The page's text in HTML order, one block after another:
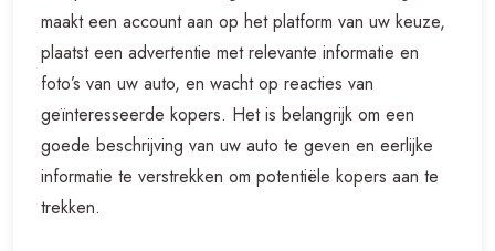
maakt een account aan op het platform van uw keuze,
plaatst een advertentie met relevante informatie en
foto’s van uw auto, en wacht op reacties van
geïnteresseerde kopers. Het is belangrijk om een
goede beschrijving van uw auto te geven en eerlijke
informatie te verstrekken om potentiële kopers aan te
trekken.